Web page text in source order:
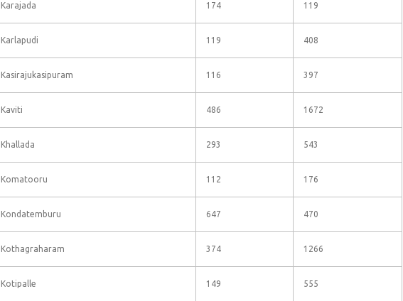
Karajada 174 119
Karlapudi 119 408
Kasirajukasipuram 116 397
Kaviti 486 1672
Khallada 293 543
Komatooru 112 176
Kondatemburu 647 470
Kothagraharam 374 1266
Kotipalle 149 555